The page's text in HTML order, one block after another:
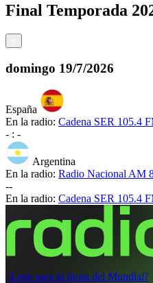
Final Temporada
domingo 19/7/2026
España
En la radio: Cadena SER 105.4
- : -
Argentina
En la radio: Radio Nacional AM
--
En la radio: Cadena SER 105.4
¿Listo para la fiesta del Mundial?